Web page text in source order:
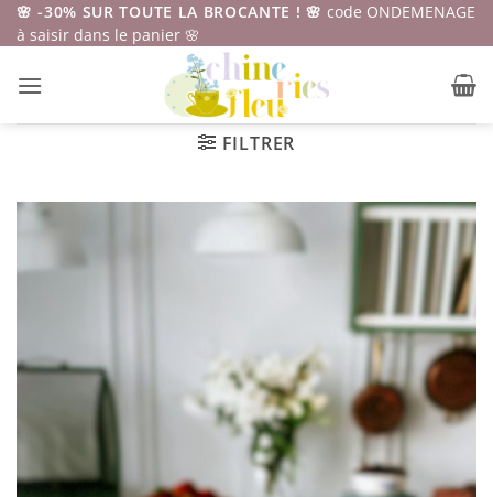
Passer
au
🌸 -30% SUR TOUTE LA BROCANTE ! 🌸 code ONDEMENAGE
à saisir dans le panier 🌸
FILTRER